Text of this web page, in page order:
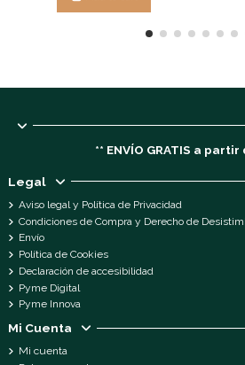
** ENVÍO GRATIS a partir
Legal
Aviso legal y Política de Privacidad
Condiciones de Compra y Derecho de
Envío
Política de Cookies
Declaración de accesibilidad
Pyme Digital
Pyme Innova
Mi Cuenta
Mi cuenta